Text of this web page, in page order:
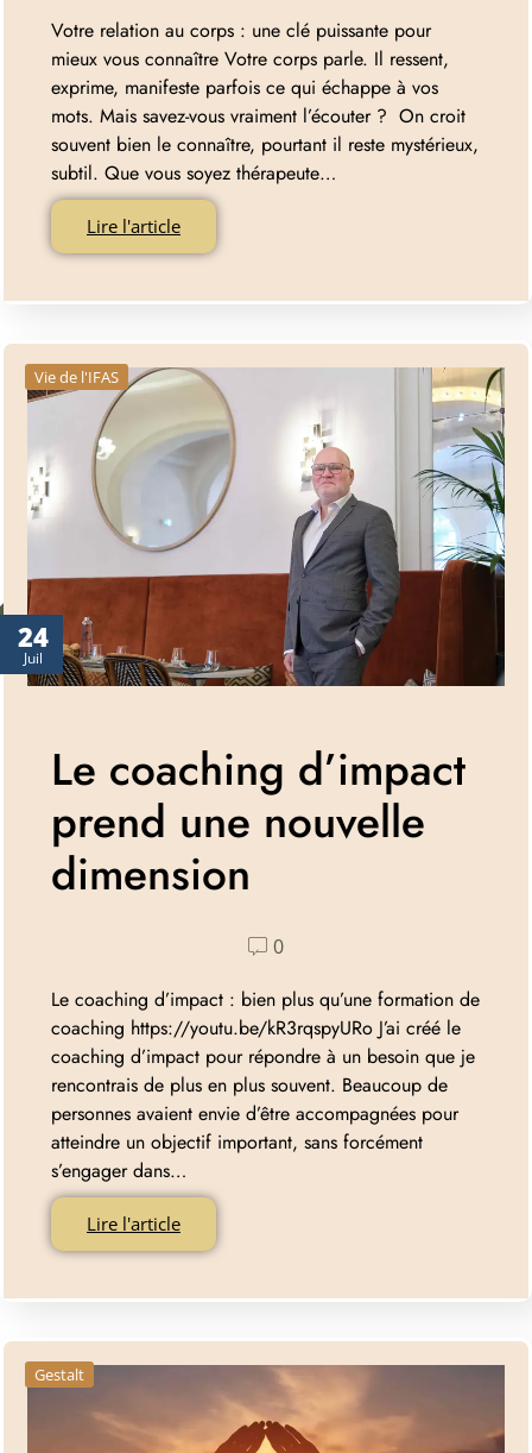
Votre relation au corps : une clé puissante pour
mieux vous connaître Votre corps parle. Il ressent,
exprime, manifeste parfois ce qui échappe à vos
mots. Mais savez-vous vraiment l’écouter ? On croit
souvent bien le connaître, pourtant il reste mystérieux,
subtil. Que vous soyez thérapeute…
Lire l'article
24
Juil
Vie de l'IFAS
Le coaching d’impact
prend une nouvelle
dimension
0
Le coaching d’impact : bien plus qu’une formation de
coaching https://youtu.be/kR3rqspyURo J’ai créé le
coaching d’impact pour répondre à un besoin que je
rencontrais de plus en plus souvent. Beaucoup de
personnes avaient envie d’être accompagnées pour
atteindre un objectif important, sans forcément
s’engager dans…
Lire l'article
Gestalt